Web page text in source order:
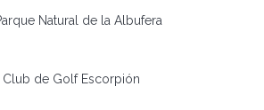
Natural de la Albufera
de Golf Escorpión